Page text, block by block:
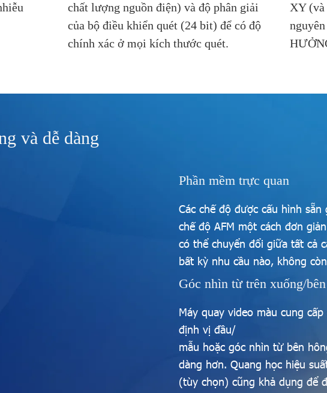
chất lượng nguồn điện) và độ phân giải
của bộ điều khiển quét (24 bit) để có độ
chính xác ở mọi kích thước quét.
XY (và
và dễ dàng
Phần mềm trực quan
Các chế độ được cấu hình
chế độ AFM một cách đơn
có thể chuyển đổi giữa tất cả
bất kỳ nhu cầu nào, không
Góc nhìn từ trên xuống/
Máy quay video màu cung
định vị đầu/
mẫu hoặc góc nhìn từ bên
dàng hơn. Quang học hiệu
(tùy chọn) cũng khả dụng để